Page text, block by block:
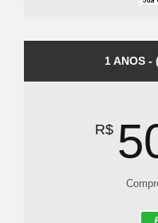
1 ANOS -
R$